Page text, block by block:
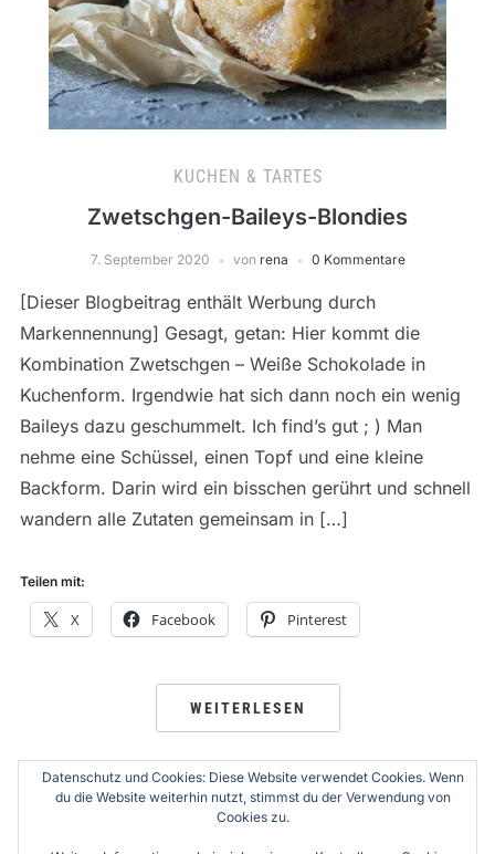
KUCHEN & TARTES
Zwetschgen-Baileys-Blondies
7. September 2020 von rena 0 Kommentare
[Dieser Blogbeitrag enthält Werbung durch
Markennennung] Gesagt, getan: Hier kommt die
Kombination Zwetschgen – Weiße Schokolade in
Kuchenform. Irgendwie hat sich dann noch ein wenig
Baileys dazu geschummelt. Ich find’s gut ; ) Man
nehme eine Schüssel, einen Topf und eine kleine
Backform. Darin wird ein bisschen gerührt und schnell
wandern alle Zutaten gemeinsam in […]
Teilen mit:
X Facebook Pinterest
WEITERLESEN
SEITENNUMMERIERUNG
Datenschutz und Cookies: Diese Website verwendet Cookies. Wenn
du die Website weiterhin nutzt, stimmst du der Verwendung von
Cookies zu.